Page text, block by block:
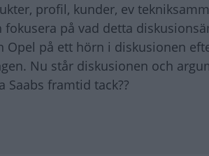
profil, kunder, ev
på vad detta
Opel på ett hörn i diskusionen
Nu står diskusionen och
framtid tack??